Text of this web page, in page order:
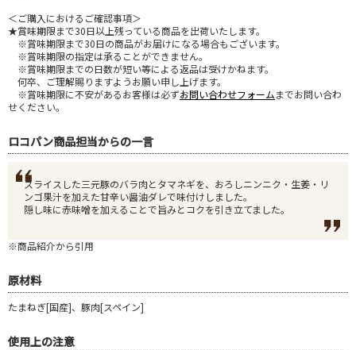
＜ご購入におけるご確認事項＞
★賞味期限まで30日以上残っている商品を出荷いたします。
※賞味期限まで30日の商品がお届けになる場合もございます。
※賞味期限の指定は承ることができません。
※賞味期限までの日数が短い等による返品は受けかねます。
何卒、ご理解賜りますようお願い申し上げます。
※賞味期限に不安があるお客様は必ずお問い合わせフォームまでお問い合わ
せください。
ロコパン商品担当からの一言
スライスした三元豚のバラ肉とタマネギを、おろしニンニク・生姜・リ
ンゴ果汁を加えた甘辛い醤油ダレで味付けしました。
隠し味に赤味噌を加えることで旨みとコクを引き立てました。
※商品紹介から引用
原材料
たまねぎ[国産]、豚肉[スペイン]
使用上の注意